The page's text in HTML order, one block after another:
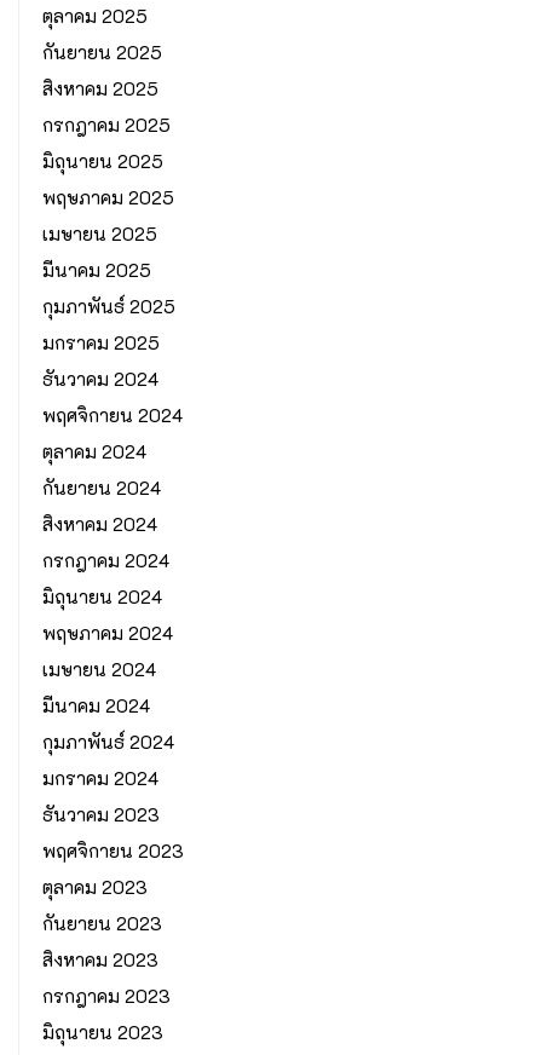
ตุลาคม 2025
กันยายน 2025
สิงหาคม 2025
กรกฎาคม 2025
มิถุนายน 2025
พฤษภาคม 2025
เมษายน 2025
มีนาคม 2025
กุมภาพันธ์ 2025
มกราคม 2025
ธันวาคม 2024
พฤศจิกายน 2024
ตุลาคม 2024
กันยายน 2024
สิงหาคม 2024
กรกฎาคม 2024
มิถุนายน 2024
พฤษภาคม 2024
เมษายน 2024
มีนาคม 2024
กุมภาพันธ์ 2024
มกราคม 2024
ธันวาคม 2023
พฤศจิกายน 2023
ตุลาคม 2023
กันยายน 2023
สิงหาคม 2023
กรกฎาคม 2023
มิถุนายน 2023